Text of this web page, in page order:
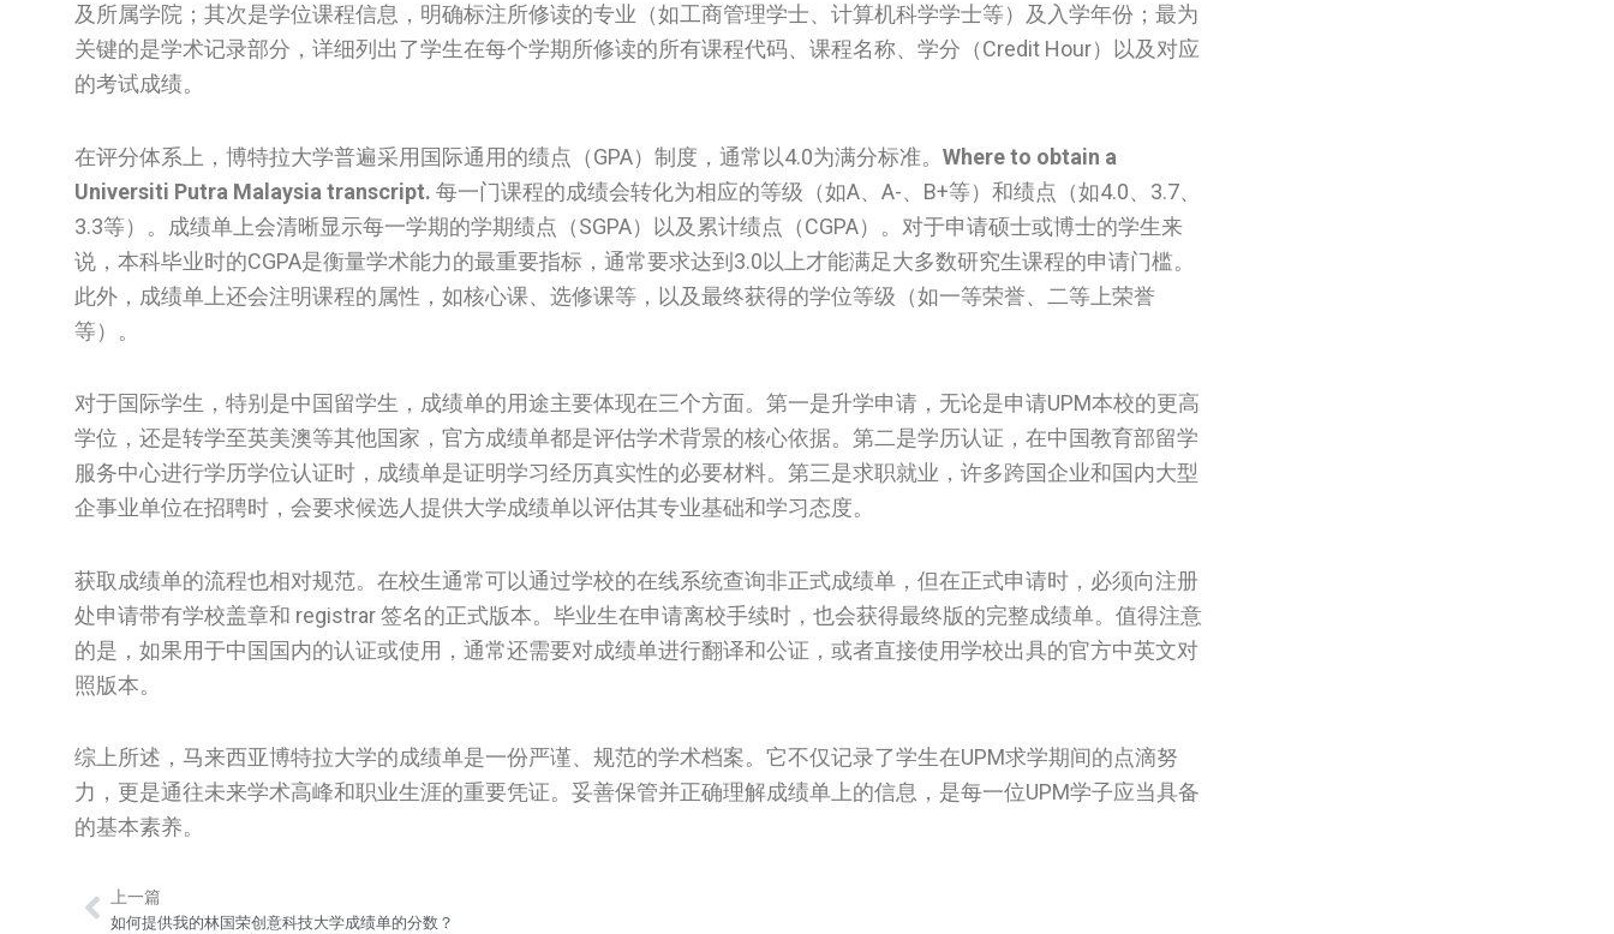
及所属学院；其次是学位课程信息，明确标注所修读的专业（如工商管理学士、计算机科学学士等）及入学年份；最为
关键的是学术记录部分，详细列出了学生在每个学期所修读的所有课程代码、课程名称、学分（Credit Hour）以及对应
的考试成绩。
在评分体系上，博特拉大学普遍采用国际通用的绩点（GPA）制度，通常以4.0为满分标准。 Where to obtain a
Universiti Putra Malaysia transcript. 每一门课程的成绩会转化为相应的等级（如A、A-、B+等）和绩点（如4.0、3.7、
3.3等）。成绩单上会清晰显示每一学期的学期绩点（SGPA）以及累计绩点（CGPA）。对于申请硕士或博士的学生来
说，本科毕业时的CGPA是衡量学术能力的最重要指标，通常要求达到3.0以上才能满足大多数研究生课程的申请门槛。
此外，成绩单上还会注明课程的属性，如核心课、选修课等，以及最终获得的学位等级（如一等荣誉、二等上荣誉
等）。
对于国际学生，特别是中国留学生，成绩单的用途主要体现在三个方面。第一是升学申请，无论是申请UPM本校的更高
学位，还是转学至英美澳等其他国家，官方成绩单都是评估学术背景的核心依据。第二是学历认证，在中国教育部留学
服务中心进行学历学位认证时，成绩单是证明学习经历真实性的必要材料。第三是求职就业，许多跨国企业和国内大型
企事业单位在招聘时，会要求候选人提供大学成绩单以评估其专业基础和学习态度。
获取成绩单的流程也相对规范。在校生通常可以通过学校的在线系统查询非正式成绩单，但在正式申请时，必须向注册
处申请带有学校盖章和 registrar 签名的正式版本。毕业生在申请离校手续时，也会获得最终版的完整成绩单。值得注意
的是，如果用于中国国内的认证或使用，通常还需要对成绩单进行翻译和公证，或者直接使用学校出具的官方中英文对
照版本。
综上所述，马来西亚博特拉大学的成绩单是一份严谨、规范的学术档案。它不仅记录了学生在UPM求学期间的点滴努
力，更是通往未来学术高峰和职业生涯的重要凭证。妥善保管并正确理解成绩单上的信息，是每一位UPM学子应当具备
的基本素养。
Prev
上一篇
如何提供我的林国荣创意科技大学成绩单的分数？